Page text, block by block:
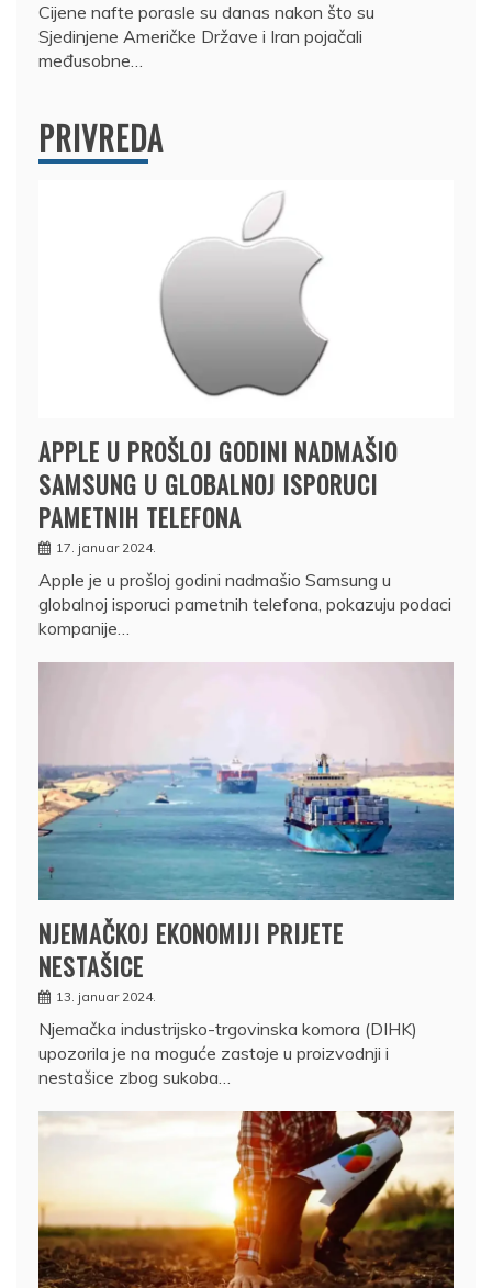
Cijene nafte porasle su danas nakon što su
Sjedinjene Američke Države i Iran pojačali
međusobne…
PRIVREDA
APPLE U PROŠLOJ GODINI NADMAŠIO
SAMSUNG U GLOBALNOJ ISPORUCI
PAMETNIH TELEFONA
17. januar 2024.
Apple je u prošloj godini nadmašio Samsung u
globalnoj isporuci pametnih telefona, pokazuju podaci
kompanije…
NJEMAČKOJ EKONOMIJI PRIJETE
NESTAŠICE
13. januar 2024.
Njemačka industrijsko-trgovinska komora (DIHK)
upozorila je na moguće zastoje u proizvodnji i
nestašice zbog sukoba…